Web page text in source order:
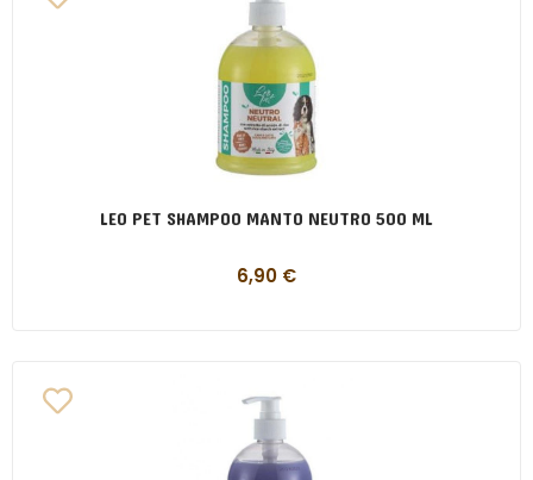
LEO PET SHAMPOO MANTO NEUTRO 500 ML
6,90 €